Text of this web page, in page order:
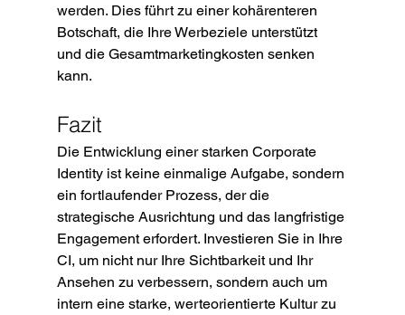
werden. Dies führt zu einer kohärenteren
Botschaft, die Ihre Werbeziele unterstützt
und die Gesamtmarketingkosten senken
kann.
Fazit
Die Entwicklung einer starken Corporate
Identity ist keine einmalige Aufgabe, sondern
ein fortlaufender Prozess, der die
strategische Ausrichtung und das langfristige
Engagement erfordert. Investieren Sie in Ihre
CI, um nicht nur Ihre Sichtbarkeit und Ihr
Ansehen zu verbessern, sondern auch um
intern eine starke, werteorientierte Kultur zu